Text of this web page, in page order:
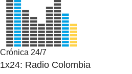
Crónica 24/7
1x24: Radio Colombia